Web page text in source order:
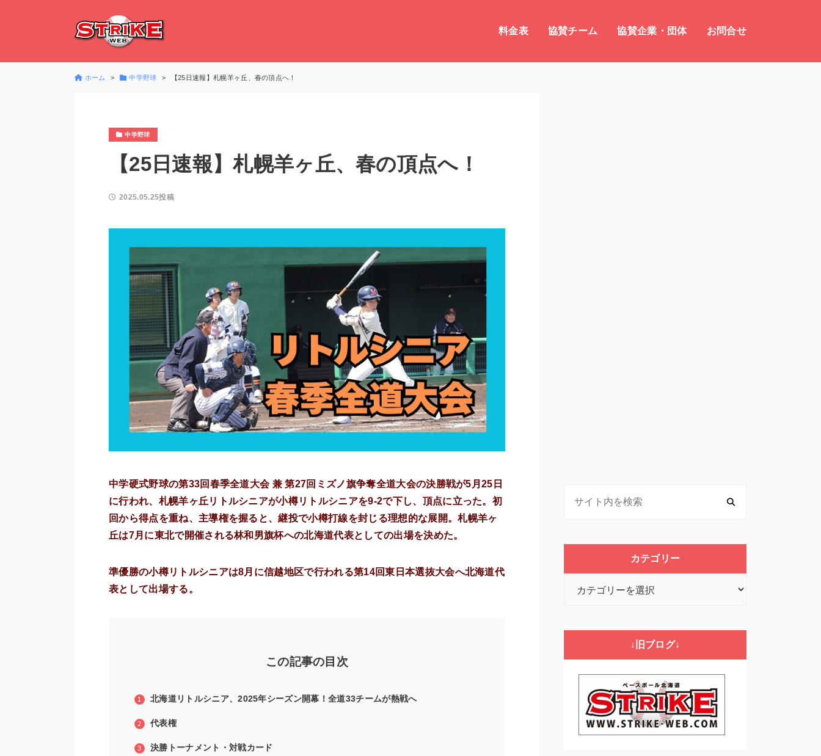
料金表 協賛チーム 協賛企業・団体 お問合せ
ホーム 中学野球 【25日速報】札幌羊ヶ丘、春の頂点へ！
中学野球
【25日速報】札幌羊ヶ丘、春の頂点へ！
2025.05.25投稿
中学硬式野球の第33回春季全道大会 兼 第27回ミズノ旗争奪全道大会の決勝戦が5月25日
に行われ、札幌羊ヶ丘リトルシニアが小樽リトルシニアを9-2で下し、頂点に立った。初
回から得点を重ね、主導権を握ると、継投で小樽打線を封じる理想的な展開。札幌羊ヶ
丘は7月に東北で開催される林和男旗杯への北海道代表としての出場を決めた。
準優勝の小樽リトルシニアは8月に信越地区で行われる第14回東日本選抜大会へ北海道代
表として出場する。
この記事の目次
北海道リトルシニア、2025年シーズン開幕！全道33チームが熱戦へ
代表権
決勝トーナメント・対戦カード
カテゴリー
リ
↓旧ブログ↓